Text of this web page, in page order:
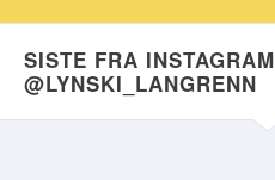
SISTE FRA INSTAGRAM
@LYNSKI_LANGRENN